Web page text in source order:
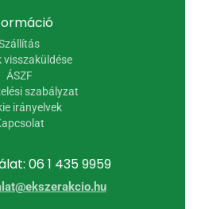
06 1 435 9959
visszaküldése
ÁSZF
szabályzat
irányelvek